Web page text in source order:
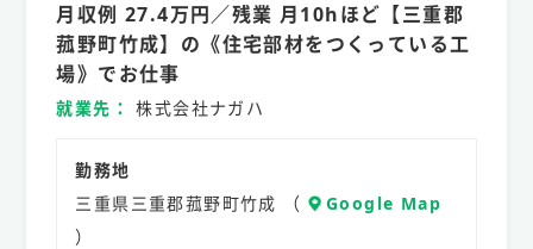
社
員
月収例 27.4万円／残業 月10hほど【三重郡
菰野町竹成】の《住宅部材をつくっている工
場》でお仕事
就業先 株式会社ナガハ
勤務地
三重県三重郡菰野町竹成 （
Google Map
）